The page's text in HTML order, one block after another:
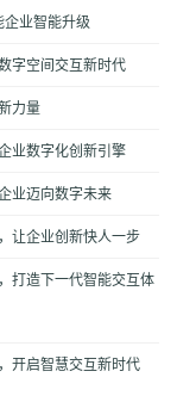
业智能升级
字空间交互新时代
力量
业数字化创新引擎
业迈向数字未来
让企业创新快人一步
打造下一代智能交互体
开启智慧交互新时代